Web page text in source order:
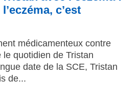
c’est
médicamenteux contre
le quotidien de Tristan
date de la SCE, Tristan
de